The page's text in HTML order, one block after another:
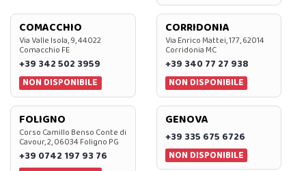
COMACCHIO
Via Valle Isola, 9, 44022
Comacchio FE
+39 342 502 3959
NON DISPONIBILE
CORRIDONIA
Via Enrico Mattei, 177, 62014
Corridonia MC
+39 340 77 27 938
NON DISPONIBILE
FOLIGNO
Corso Camillo Benso Conte di
Cavour, 2, 06034 Foligno PG
+39 0742 197 93 76
GENOVA
+39 335 675 6726
NON DISPONIBILE